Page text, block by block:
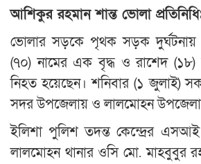
আশিকুর রহমান শান্ত ভোলা
ভোলার সড়কে পৃথক সড়ক
(৭০) নামের এক বৃদ্ধ ও রাশেদ
নিহত হয়েছেন। শনিবার (১ জুলাই)
সদর উপজেলায় ও লালমোহন
ইলিশা পুলিশ তদন্ত কেন্দ্রের
লালমোহন থানার ওসি মো. মাহবুবুর